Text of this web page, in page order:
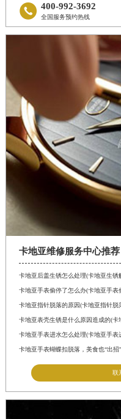
 400-992-3692
全国服务预约热线
卡地亚维修服务中心推荐
卡地亚后盖生锈怎么处理(卡地亚生锈
卡地亚手表偷停了怎么办(卡地亚手表
卡地亚指针脱落的原因(卡地亚指针脱
卡地亚表壳生锈是什么原因造成的(卡
卡地亚手表进水怎么处理(卡地亚手表
卡地亚手表蝴蝶扣脱落，美食也“出招”
联